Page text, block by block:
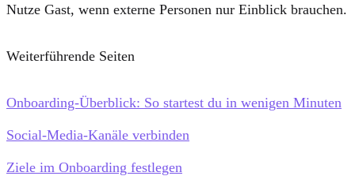
Nutze Gast, wenn externe Personen nur Einblick brauchen.
Weiterführende Seiten
Onboarding-Überblick: So startest du in wenigen Minuten
Social-Media-Kanäle verbinden
Ziele im Onboarding festlegen